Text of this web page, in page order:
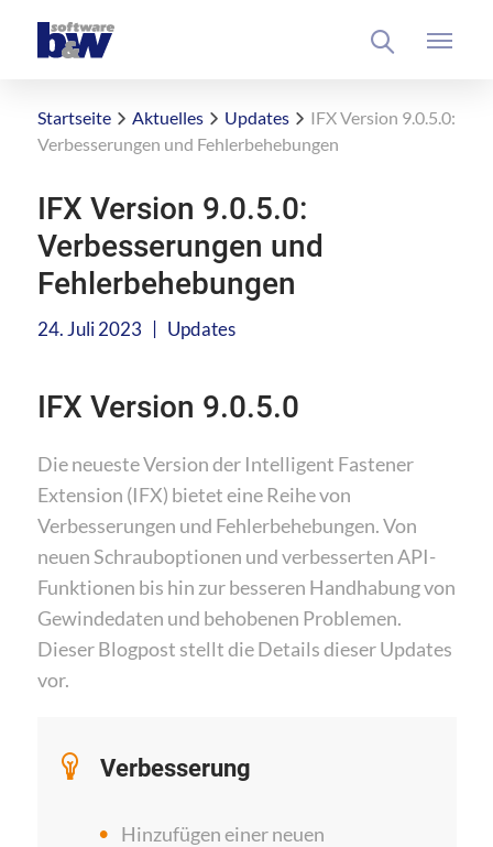
Startseite Aktuelles Updates
IFX Version 9.0.5.0:
Verbesserungen und Fehlerbehebungen
IFX Version 9.0.5.0:
Verbesserungen und
Fehlerbehebungen
24. Juli 2023 | Updates
IFX Version 9.0.5.0
Die neueste Version der Intelligent Fastener
Extension (IFX) bietet eine Reihe von
Verbesserungen und Fehlerbehebungen. Von
neuen Schrauboptionen und verbesserten API-
Funktionen bis hin zur besseren Handhabung von
Gewindedaten und behobenen Problemen.
Dieser Blogpost stellt die Details dieser Updates
vor.
Verbesserung
Hinzufügen einer neuen